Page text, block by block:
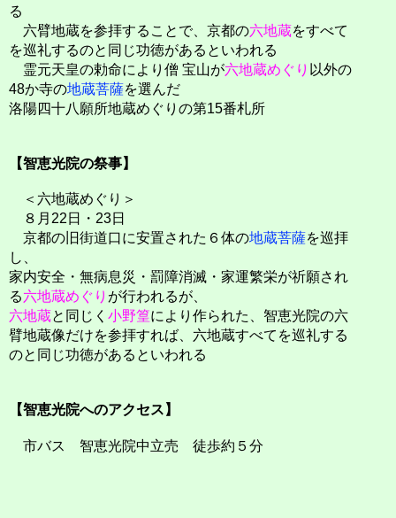
る
六臂地蔵を参拝することで、京都の六地蔵をすべて
を巡礼するのと同じ功徳があるといわれる
霊元天皇の勅命により僧 宝山が六地蔵めぐり 以外の
48か寺の地蔵菩薩を選んだ
洛陽四十八願所地蔵めぐりの第15番札所
【智恵光院の祭事】
＜六地蔵めぐり＞
８月22日・23日
京都の旧街道口に安置された６体の地蔵菩薩を巡拝
し、
家内安全・無病息災・罰障消滅・家運繁栄が祈願され
る六地蔵めぐり が行われるが、
六地蔵と同じく 小野篁により作られた、智恵光院の六
臂地蔵像だけを参拝すれば、六地蔵すべてを巡礼する
のと同じ功徳があるといわれる
【智恵光院へのアクセス】
市バス 智恵光院中立売 徒歩約５分